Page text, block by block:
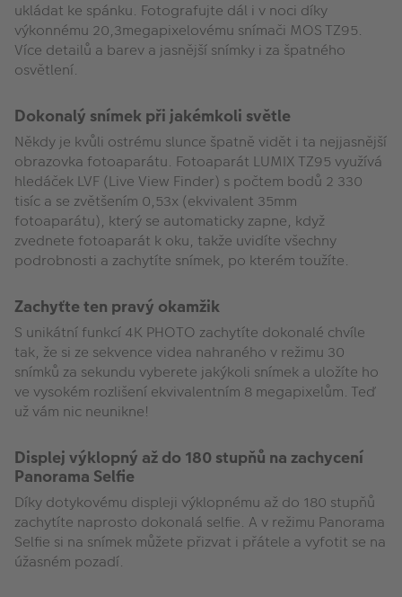
ukládat ke spánku. Fotografujte dál i v noci díky
výkonnému 20,3megapixelovému snímači MOS TZ95.
Více detailů a barev a jasnější snímky i za špatného
osvětlení.
Dokonalý snímek při jakémkoli světle
Někdy je kvůli ostrému slunce špatně vidět i ta nejjasnější
obrazovka fotoaparátu. Fotoaparát LUMIX TZ95 využívá
hledáček LVF (Live View Finder) s počtem bodů 2 330
tisíc a se zvětšením 0,53x (ekvivalent 35mm
fotoaparátu), který se automaticky zapne, když
zvednete fotoaparát k oku, takže uvidíte všechny
podrobnosti a zachytíte snímek, po kterém toužíte.
Zachyťte ten pravý okamžik
S unikátní funkcí 4K PHOTO zachytíte dokonalé chvíle
tak, že si ze sekvence videa nahraného v režimu 30
snímků za sekundu vyberete jakýkoli snímek a uložíte ho
ve vysokém rozlišení ekvivalentním 8 megapixelům. Teď
už vám nic neunikne!
Displej výklopný až do 180 stupňů na zachycení
Panorama Selfie
Díky dotykovému displeji výklopnému až do 180 stupňů
zachytíte naprosto dokonalá selfie. A v režimu Panorama
Selfie si na snímek můžete přizvat i přátele a vyfotit se na
úžasném pozadí.